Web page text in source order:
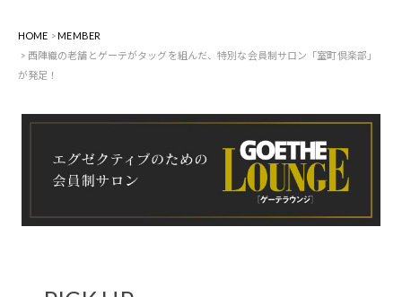
HOME
MEMBER
西陣織の老舗とゲーテがタッグを組んだ、特別な会員制サロン「室町倶楽部」
が発足！